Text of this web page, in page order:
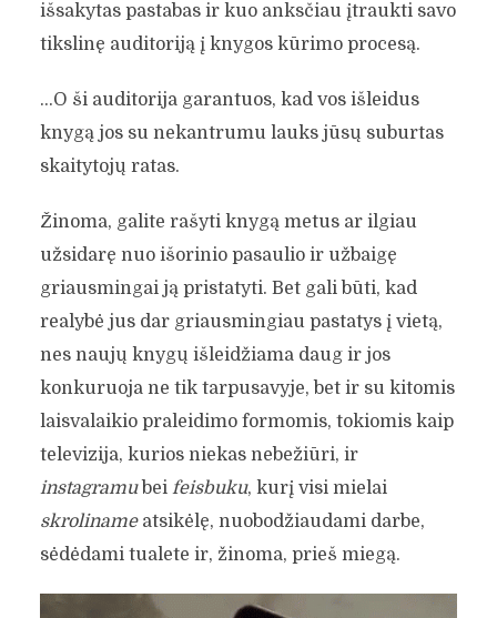
išsakytas pastabas ir kuo anksčiau įtraukti savo
tikslinę auditoriją į knygos kūrimo procesą.
…O ši auditorija garantuos, kad vos išleidus
knygą jos su nekantrumu lauks jūsų suburtas
skaitytojų ratas.
Žinoma, galite rašyti knygą metus ar ilgiau
užsidarę nuo išorinio pasaulio ir užbaigę
griausmingai ją pristatyti. Bet gali būti, kad
realybė jus dar griausmingiau pastatys į vietą,
nes naujų knygų išleidžiama daug ir jos
konkuruoja ne tik tarpusavyje, bet ir su kitomis
laisvalaikio praleidimo formomis, tokiomis kaip
televizija, kurios niekas nebežiūri, ir
instagramu beifeisbuku, kurį visi mielai
skrolinameatsikėlę, nuobodžiaudami darbe,
sėdėdami tualete ir, žinoma, prieš miegą.